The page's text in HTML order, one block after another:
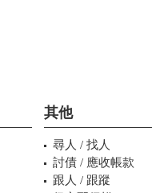
其他
尋人 / 找人
討債 / 應收帳款
跟人 / 跟蹤